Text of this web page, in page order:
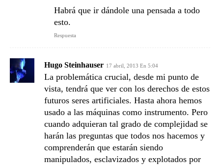
Habrá que ir dándole una pensada a todo
esto.
Respuesta
Hugo Steinhauser 17 abril, 2013 En 5:04
La problemática crucial, desde mi punto de
vista, tendrá que ver con los derechos de estos
futuros seres artificiales. Hasta ahora hemos
usado a las máquinas como instrumento. Pero
cuando adquieran tal grado de complejidad se
harán las preguntas que todos nos hacemos y
comprenderán que estarán siendo
manipulados, esclavizados y explotados por